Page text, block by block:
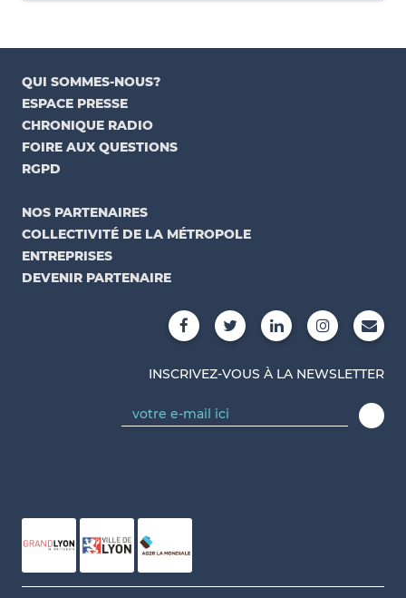
QUI SOMMES-NOUS?
ESPACE PRESSE
CHRONIQUE RADIO
FOIRE AUX QUESTIONS
RGPD
NOS PARTENAIRES
COLLECTIVITÉ DE LA MÉTROPOLE
ENTREPRISES
DEVENIR PARTENAIRE
INSCRIVEZ-VOUS À LA NEWSLETTER